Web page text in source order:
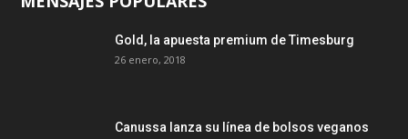
Gold, la apuesta premium de Timesburg
26 enero, 2018
Canussa lanza su línea de bolsos veganos